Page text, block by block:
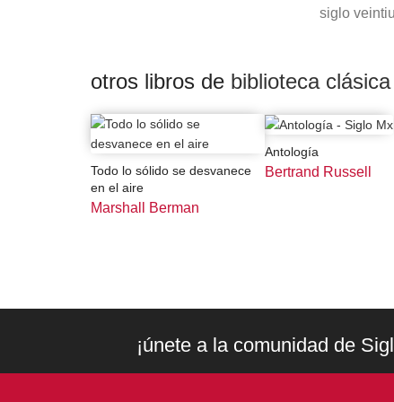
siglo
otros libros de biblioteca
Todo lo sólido se desvanece
en el aire
Marshall Berman
Antología
Bertrand Russell
¡únete a la comunidad de